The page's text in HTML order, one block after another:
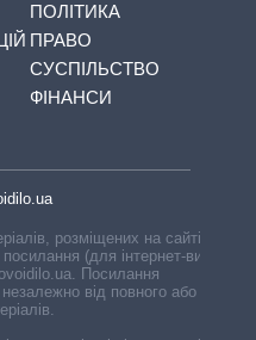
ПОЛІТИКА
ПРАВО
СУСПІЛЬСТВО
ФІНАНСИ
розміщених на сайті,
(для інтернет-видань
Посилання
незалежно від повного або